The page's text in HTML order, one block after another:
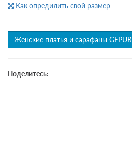
Как опредилить свой размер
Женские платья и сарафаны GEPUR
Поделитесь: